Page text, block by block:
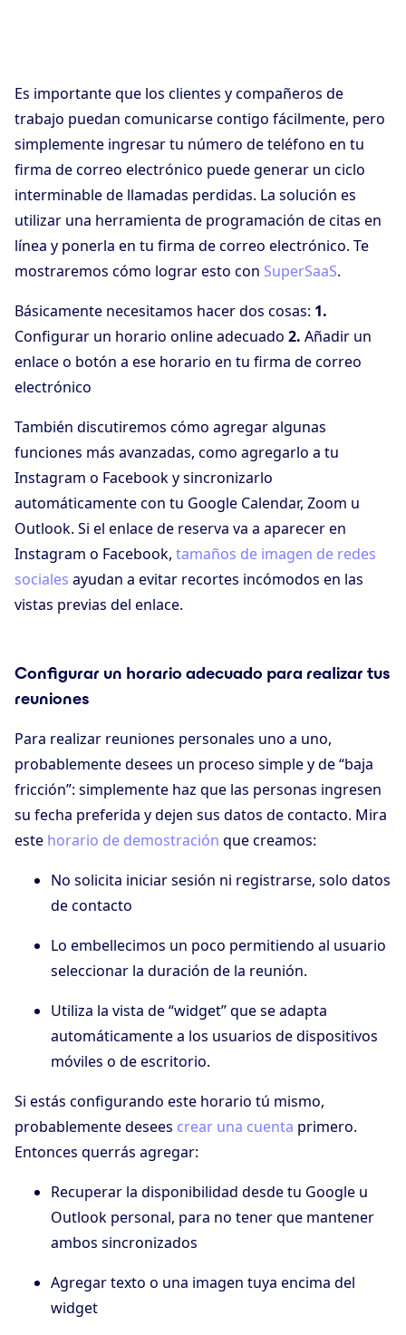
Es importante que los clientes y compañeros de
trabajo puedan comunicarse contigo fácilmente, pero
simplemente ingresar tu número de teléfono en tu
firma de correo electrónico puede generar un ciclo
interminable de llamadas perdidas. La solución es
utilizar una herramienta de programación de citas en
línea y ponerla en tu firma de correo electrónico. Te
mostraremos cómo lograr esto con SuperSaaS.
Básicamente necesitamos hacer dos cosas: 1.
Configurar un horario online adecuado 2. Añadir un
enlace o botón a ese horario en tu firma de correo
electrónico
También discutiremos cómo agregar algunas
funciones más avanzadas, como agregarlo a tu
Instagram o Facebook y sincronizarlo
automáticamente con tu Google Calendar, Zoom u
Outlook. Si el enlace de reserva va a aparecer en
Instagram o Facebook, tamaños de imagen de redes
sociales ayudan a evitar recortes incómodos en las
vistas previas del enlace.
Configurar un horario adecuado para realizar tus
reuniones
Para realizar reuniones personales uno a uno,
probablemente desees un proceso simple y de “baja
fricción”: simplemente haz que las personas ingresen
su fecha preferida y dejen sus datos de contacto. Mira
este horario de demostración que creamos:
No solicita iniciar sesión ni registrarse, solo datos
de contacto
Lo embellecimos un poco permitiendo al usuario
seleccionar la duración de la reunión.
Utiliza la vista de “widget” que se adapta
automáticamente a los usuarios de dispositivos
móviles o de escritorio.
Si estás configurando este horario tú mismo,
probablemente desees crear una cuenta primero.
Entonces querrás agregar:
Recuperar la disponibilidad desde tu Google u
Outlook personal, para no tener que mantener
ambos sincronizados
Agregar texto o una imagen tuya encima del
widget